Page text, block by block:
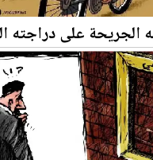
على دراجته